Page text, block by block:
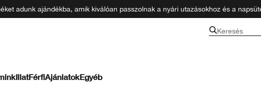
adunk ajándékba, amik kiválóan passzolnak a nyári utazásokhoz és a
Keresés
IllatFérfiAjánlatokEgyéb